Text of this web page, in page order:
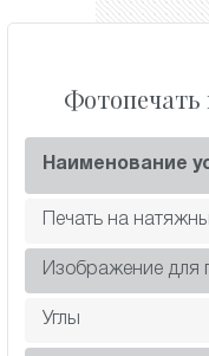
Наименование
Печать на
Изображение для
Углы